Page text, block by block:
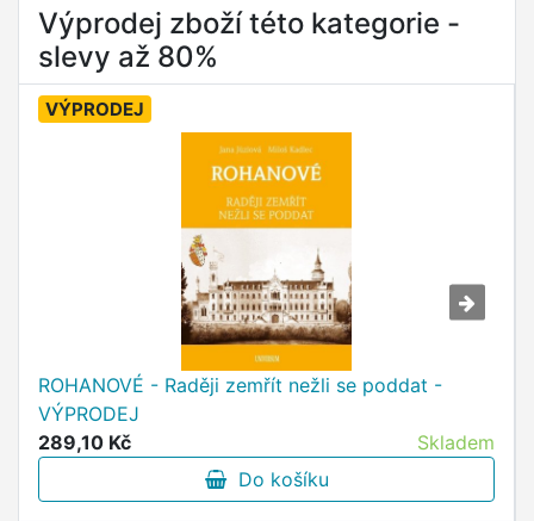
Výprodej zboží této kategorie -
slevy až 80%
VÝPRODEJ
ROHANOVÉ - Raději zemřít nežli se poddat -
VÝPRODEJ
289,10 Kč
Skladem
Do košíku